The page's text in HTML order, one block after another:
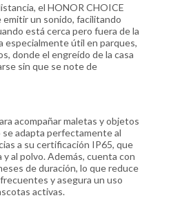
el HONOR CHOICE
emitir un sonido, facilitando
está cerca pero fuera de la
especialmente útil en parques,
donde el engreído de la casa
sin que se note de
acompañar maletas y objetos
adapta perfectamente al
a su certificación IP65, que
al polvo. Además, cuenta con
de duración, lo que reduce
y asegura un uso
activas.